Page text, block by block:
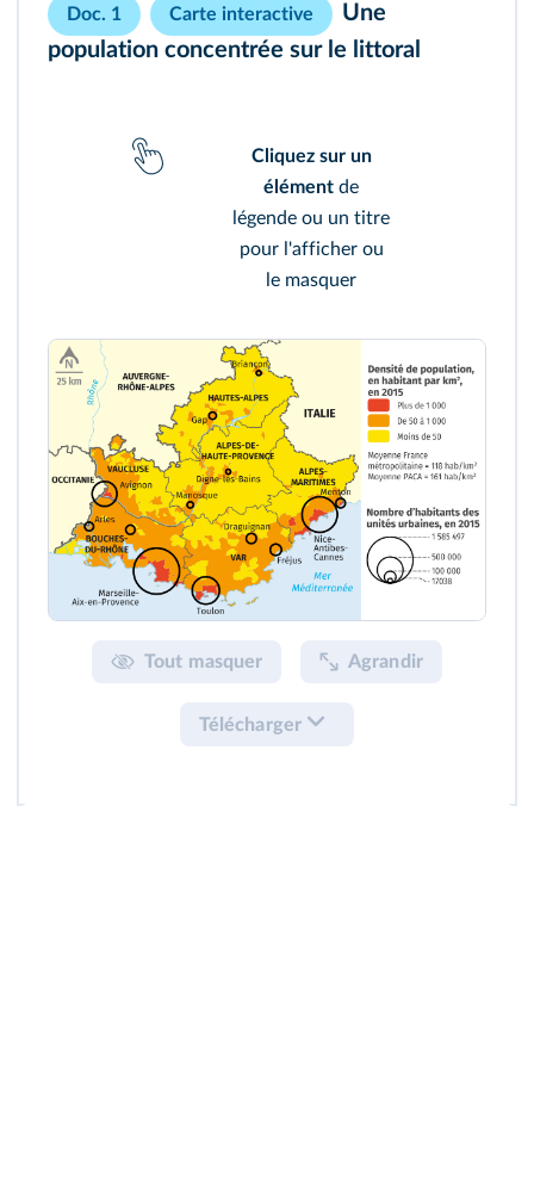
Doc. 1 Carte interactive
Une
population concentrée sur le littoral
Cliquez sur un
élément de
légende ou un titre
pour l'afficher ou
le masquer
Tout masquer Agrandir
Télécharger